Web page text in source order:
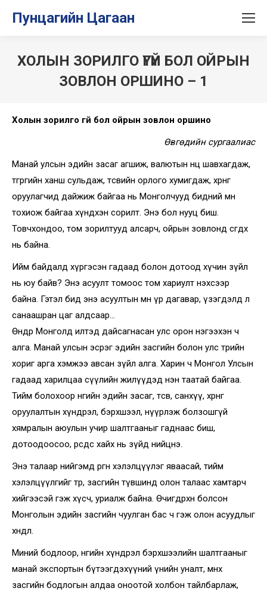
Пунцагийн Цагаан
ХОЛЫН ЗОРИЛГО ҮГҮЙ БОЛ ОЙРЫН
ЗОВЛОН ОРШИНО – 1
Холын зорилго үгүй бол ойрын зовлон оршино
Өвгөдийн сургаалиас
Манай улсын эдийн засаг агшиж, валютын нөөц шавхагдаж,
төгрөгийн ханш сульдаж, төсвийн орлого хумигдаж, хөрөнгө
оруулагчид дайжиж байгаа нь Монголчууд бидний өмнө
тохиож байгаа хүндхэн сорилт. Энэ бол нууц биш.
Товчхондоо, том зорилтууд алсарч, ойрын зовлонд сөгдөх
нь байна.
Ийм байдалд хүргэсэн гадаад болон дотоод хүчин зүйл
нь юу байв? Энэ асуулт томоос том хариулт нэхсээр
байна. Гэтэл бид энэ асуултын өмнө үр дагавар, үзэгдэлд л
санаашран цаг алдсаар…
Өнөөдөр Монголд илтэд дайсагнасан улс орон нэгээхэн ч
алга. Манай улсын эсрэг эдийн засгийн болон улс төрийн
хориг арга хэмжээ авсан зүйл алга. Харин ч Монгол Улсын
гадаад харилцаа сүүлийн жилүүдэд нэн таатай байгаа.
Тийм болохоор өнөөгийн эдийн засаг, төсөв, санхүү, хөрөнгө
оруулалтын хүндрэл, бэрхшээл, нүүрлэж болзошгүй
хямралын аюулын учир шалтгааныг гаднаас биш,
дотоодоосоо, өөрсдөөсөө хайх нь зүйд нийцнэ.
Энэ талаар нийгэмд өргөн хэлэлцүүлэг яваасай, тийм
хэлэлцүүлгийг төр, засгийн түвшинд олон талаас хамтарч
хийгээсэй гэж хүсч, уриалж байна. Өчигдөрхөн болсон
Монголын эдийн засгийн чуулган бас ч гэж олон асуудлыг
хөндлөө.
Миний бодлоор, өнөөгийн хүндрэл бэрхшээлийн шалтгааныг
манай экспортын бүтээгдэхүүний үнийн уналт, өмнөх
засгийн бодлогын алдаа оноотой холбон тайлбарлаж,